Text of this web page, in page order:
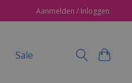
Aanmelden / Inloggen
Sale